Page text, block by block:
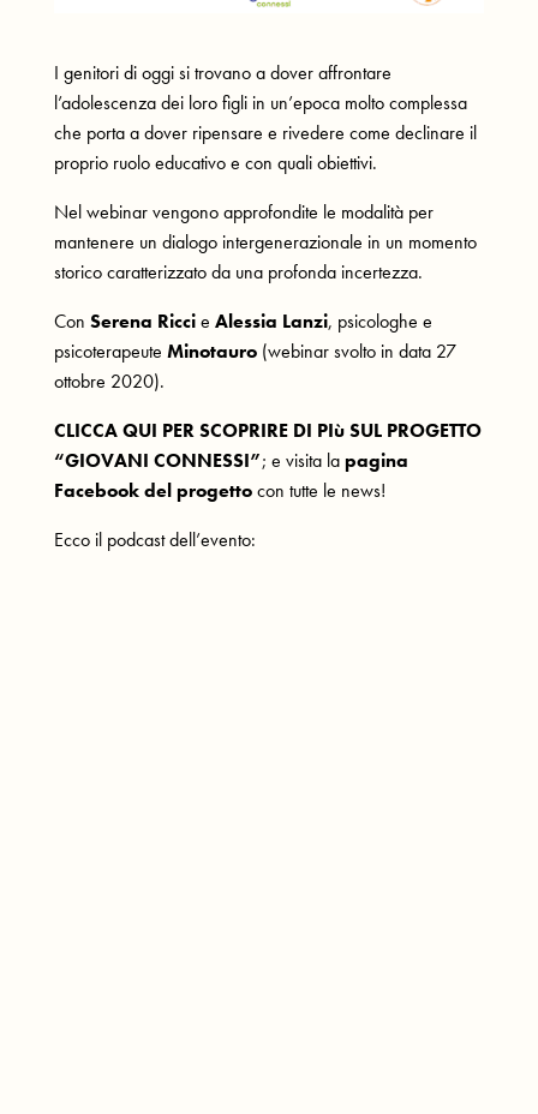
I genitori di oggi si trovano a dover affrontare
l’adolescenza dei loro figli in un’epoca molto complessa
che porta a dover ripensare e rivedere come declinare il
proprio ruolo educativo e con quali obiettivi.
Nel webinar vengono approfondite le modalità per
mantenere un dialogo intergenerazionale in un momento
storico caratterizzato da una profonda incertezza.
Con Serena Riccie Alessia Lanzi, psicologhe e
psicoterapeute Minotauro(webinar svolto in data 27
ottobre 2020).
CLICCA QUI PER SCOPRIRE DI PIù SUL PROGETTO
“GIOVANI CONNESSI”; e visita lapagina
Facebook del progettocon tutte le news!
Ecco il podcast dell’evento: